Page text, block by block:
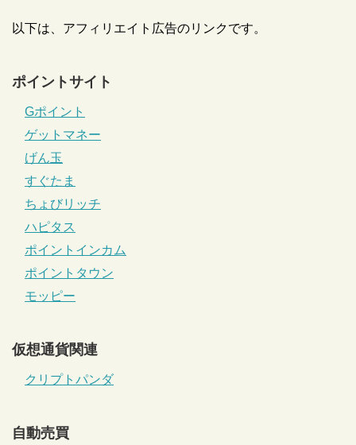
以下は、アフィリエイト広告のリンクです。
ポイントサイト
Gポイント
ゲットマネー
げん玉
すぐたま
ちょびリッチ
ハピタス
ポイントインカム
ポイントタウン
モッピー
仮想通貨関連
クリプトパンダ
自動売買